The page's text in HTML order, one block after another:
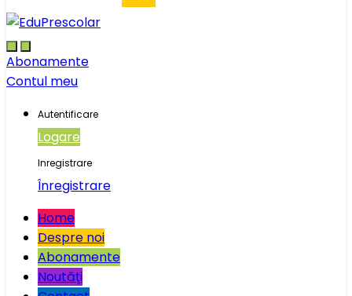
Abonamente
Contul meu
Autentificare
Logare
Inregistrare
Înregistrare
Home
Despre noi
Abonamente
Noutăţi